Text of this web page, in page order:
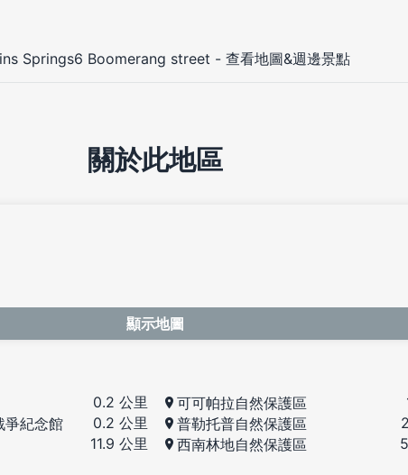
Springs6 Boomerang street - 查看地圖&週邊景點
關於此地區
顯示地圖
0.2 公里
爭紀念館
0.2 公里
11.9 公里
可可帕拉自然保護區
普勒托普自然保護區
西南林地自然保護區